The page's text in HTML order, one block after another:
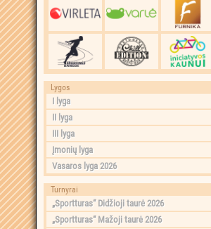
Lygos
I lyga
II lyga
III lyga
Įmonių lyga
Vasaros lyga 2026
Turnyrai
„Sportturas“ Didžioji taurė 2026
„Sportturas“ Mažoji taurė 2026